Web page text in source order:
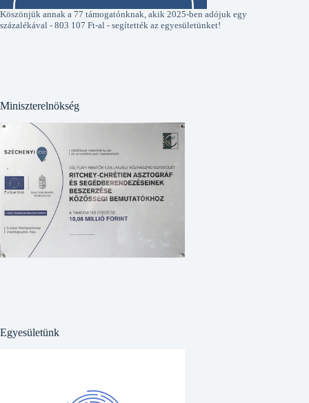
Köszönjük annak a 77 támogatónknak, akik 2025-ben adójuk egy
százalékával - 803 107 Ft-al - segítették az egyesületünket!
Miniszterelnökség
Egyesületünk